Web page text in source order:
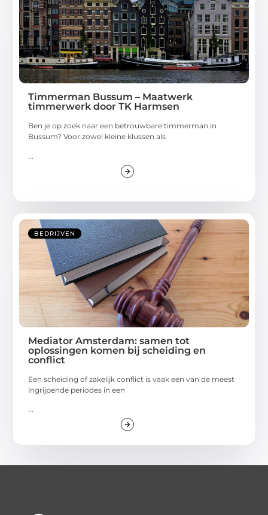
Timmerman Bussum – Maatwerk
timmerwerk door TK Harmsen
Ben je op zoek naar een betrouwbare timmerman in
Bussum? Voor zowel kleine klussen als
BEDRIJVEN
Mediator Amsterdam: samen tot
oplossingen komen bij scheiding en
conflict
Een scheiding of zakelijk conflict is vaak een van de meest
ingrijpende periodes in een